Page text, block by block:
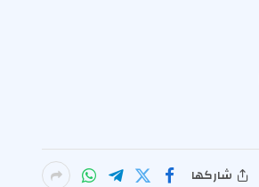
شاركها